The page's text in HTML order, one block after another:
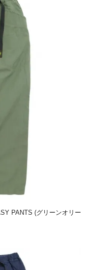
PANTS (グリーンオリー